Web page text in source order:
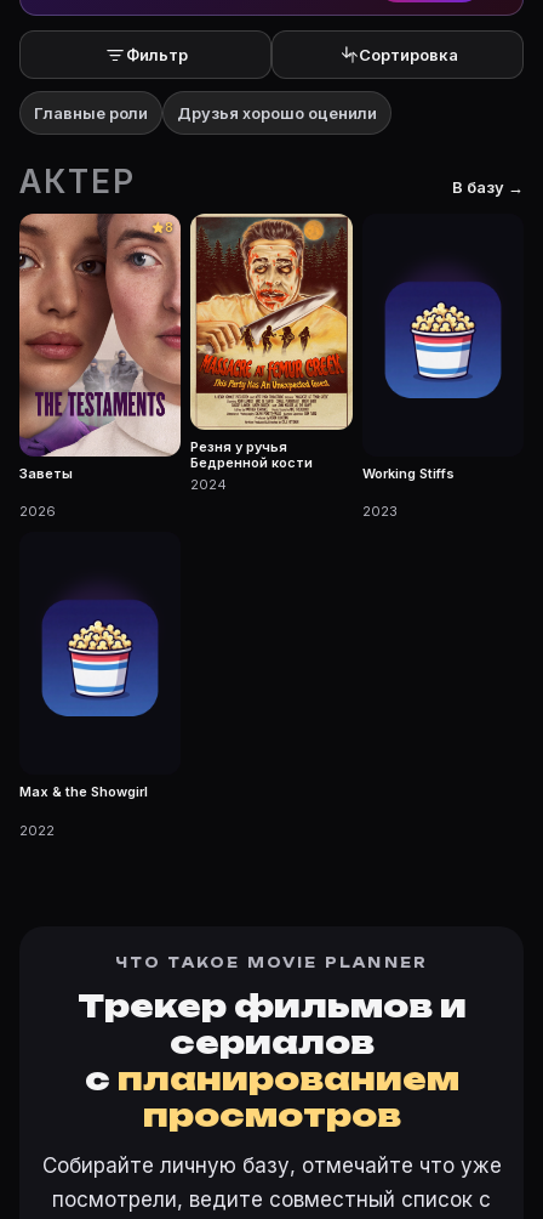
Фильтр Сортировка
Главные роли Друзья хорошо оценили
АКТЕР В базу →
8
Заветы
2026
Резня у ручья
Бедренной кости
2024
Working Stiffs
2023
Max & the Showgirl
2022
ЧТО ТАКОЕ MOVIE PLANNER
Трекер фильмов и
сериалов
с планированием
просмотров
Собирайте личную базу, отмечайте что уже
посмотрели, ведите совместный список с